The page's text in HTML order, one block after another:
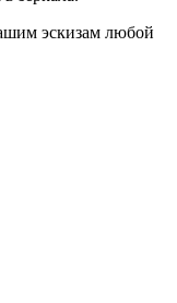
эскизам любой